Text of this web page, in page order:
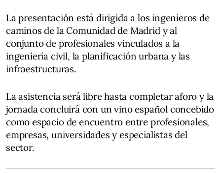
La presentación está dirigida a los ingenieros de
caminos de la Comunidad de Madrid y al
conjunto de profesionales vinculados a la
ingeniería civil, la planificación urbana y las
infraestructuras.
La asistencia será libre hasta completar aforo y la
jornada concluirá con un vino español concebido
como espacio de encuentro entre profesionales,
empresas, universidades y especialistas del
sector.